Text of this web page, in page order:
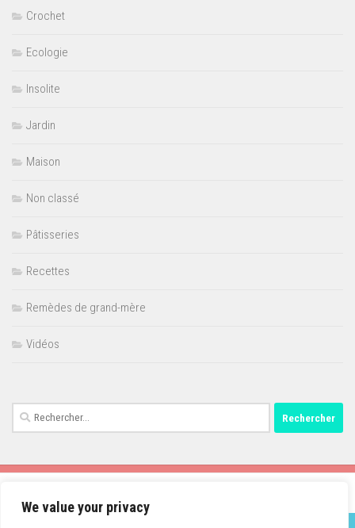
We value your privacy
Crochet
Ecologie
Insolite
Jardin
Maison
Non classé
Pâtisseries
Recettes
Remèdes de grand-mère
Vidéos
Rechercher :